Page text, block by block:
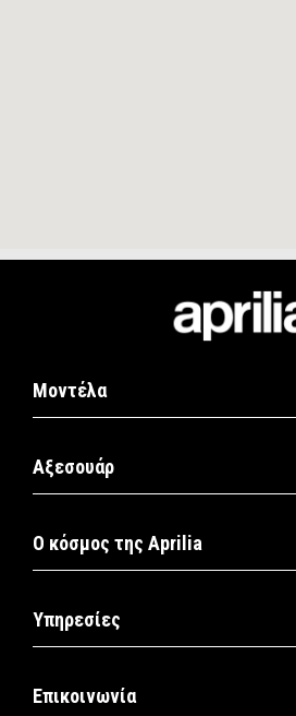
Μοντέλα
Αξεσουάρ
Ο κόσμος της Aprilia
Υπηρεσίες
Επικοινωνία